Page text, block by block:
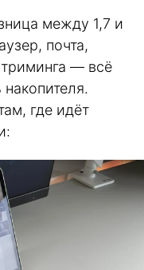
между 1,7 и
почта,
— всё
где идёт